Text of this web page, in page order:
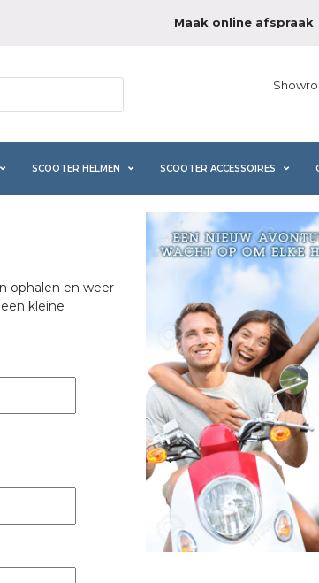
Maak online afspraak
SCOOTER HELMEN SCOOTER ACCESSOIRES
ophalen en weer
kleine